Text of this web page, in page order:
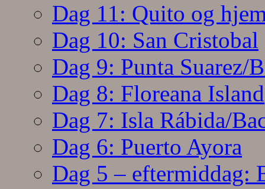
Dag 11: Quito og
Dag 10: San Cristobal
Dag 9: Punta Suarez/
Dag 8: Floreana Island
Dag 7: Isla Rábida/
Dag 6: Puerto Ayora
Dag 5 – eftermiddag: